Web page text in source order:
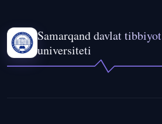
Samarqand davlat tibbiyot
universiteti